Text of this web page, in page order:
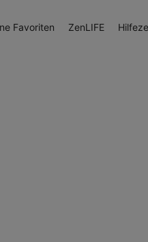
Favoriten ZenLIFE